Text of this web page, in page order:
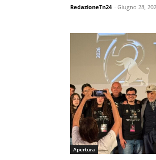
RedazioneTn24 - Giugno 28,
Apertura